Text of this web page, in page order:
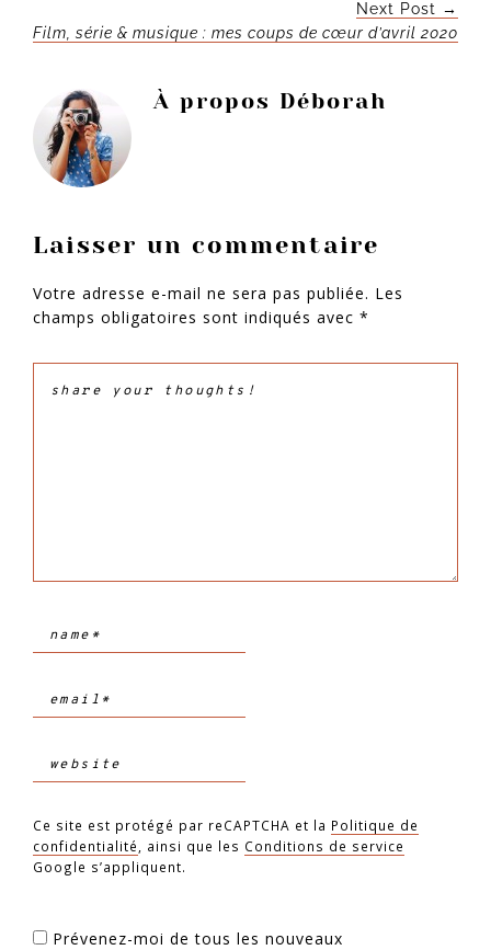
Next Post →
Film, série & musique : mes coups de cœur d’avril 2020
À propos Déborah
Interactions
du
lecteur
Laisser un commentaire
Votre adresse e-mail ne sera pas publiée. Les
champs obligatoires sont indiqués avec *
Ce site est protégé par reCAPTCHA et la Politique de
confidentialité
, ainsi que les Conditions de service
Google s’appliquent.
Prévenez-moi de tous les nouveaux